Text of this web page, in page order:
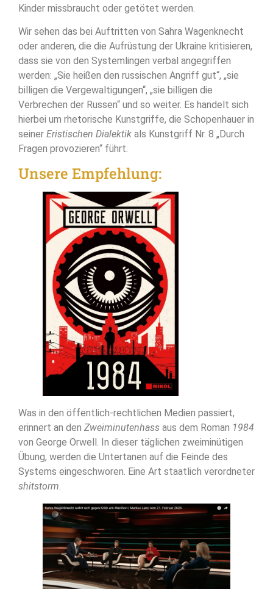
Kinder missbraucht oder getötet werden.
Wir sehen das bei Auftritten von Sahra Wagenknecht
oder anderen, die die Aufrüstung der Ukraine kritisieren,
dass sie von den Systemlingen verbal angegriffen
werden: „Sie heißen den russischen Angriff gut“, „sie
billigen die Vergewaltigungen“, „sie billigen die
Verbrechen der Russen“ und so weiter. Es handelt sich
hierbei um rhetorische Kunstgriffe, die Schopenhauer in
seiner Eristischen Dialektik als Kunstgriff Nr. 8 „Durch
Fragen provozieren“ führt.
Unsere Empfehlung:
Was in den öffentlich-rechtlichen Medien passiert,
erinnert an den Zweiminutenhass aus dem Roman 1984
von George Orwell. In dieser täglichen zweiminütigen
Übung, werden die Untertanen auf die Feinde des
Systems eingeschworen. Eine Art staatlich verordneter
shitstorm